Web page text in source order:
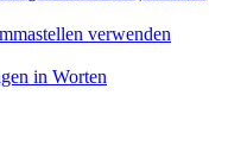
verwenden
in Worten